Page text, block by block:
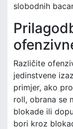
slobodnih
Različite
jedinstvene
primjer, ako
roll, obrana se
blokade ili
bori kroz